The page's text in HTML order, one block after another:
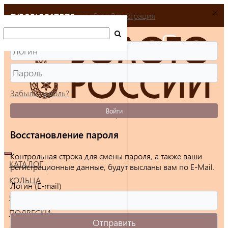
+7(903)9917575
КАТАЛОГ
КОЛЬЦА
СЕРЬГИ
ПОДВЕСКИ
ВходРегистрация
Забыли пароль?
Войти
Восстановление пароля
Контрольная строка для смены пароля, а также ваши
регистрационные данные, будут высланы вам по E-Mail.
Логин (E-mail)